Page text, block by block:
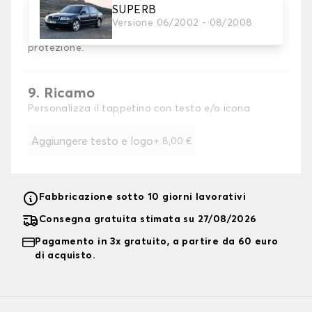
SUPERB
Versione 06/2002 - 08/2008
8. Tallone di rinforzo
Aggiungete un cuscinetto di rinforzo per il tallone al
tappetino del conducente per ottenere la massima
protezione.
9. Ricamo
Personalizza il tappetino con testo e/o icona
Aggiungere testo e logo+ 8,00 €
Fabbricazione sotto 10 giorni lavorativi
Consegna gratuita stimata su 27/08/2026
Pagamento in 3x gratuito, a partire da 60 euro
di acquisto.